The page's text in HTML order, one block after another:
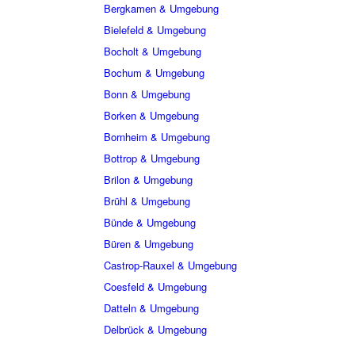
Bergkamen & Umgebung
Bielefeld & Umgebung
Bocholt & Umgebung
Bochum & Umgebung
Bonn & Umgebung
Borken & Umgebung
Bornheim & Umgebung
Bottrop & Umgebung
Brilon & Umgebung
Brühl & Umgebung
Bünde & Umgebung
Büren & Umgebung
Castrop-Rauxel & Umgebung
Coesfeld & Umgebung
Datteln & Umgebung
Delbrück & Umgebung